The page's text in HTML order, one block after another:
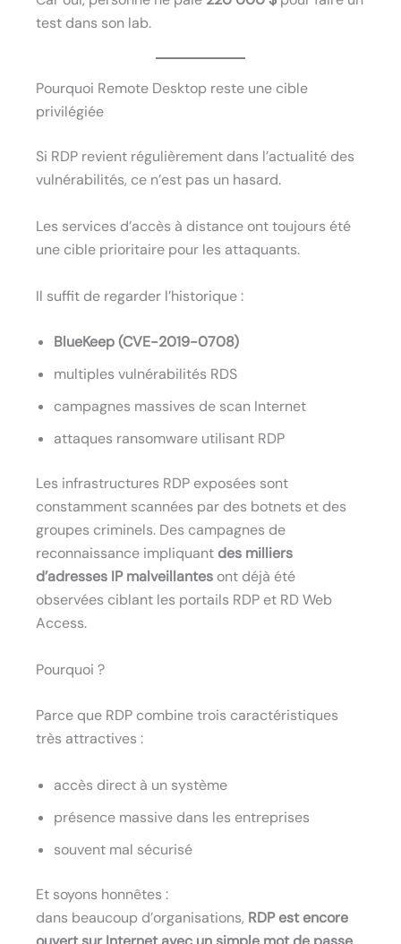
test dans son lab.
Pourquoi Remote Desktop reste une cible
privilégiée
Si RDP revient régulièrement dans l’actualité des
vulnérabilités, ce n’est pas un hasard.
Les services d’accès à distance ont toujours été
une cible prioritaire pour les attaquants.
Il suffit de regarder l’historique :
BlueKeep (CVE-2019-0708)
multiples vulnérabilités RDS
campagnes massives de scan Internet
attaques ransomware utilisant RDP
Les infrastructures RDP exposées sont
constamment scannées par des botnets et des
groupes criminels. Des campagnes de
reconnaissance impliquantdes milliers
d’adresses IP malveillantes ont déjà été
observées ciblant les portails RDP et RD Web
Access.
Pourquoi ?
Parce que RDP combine trois caractéristiques
très attractives :
accès direct à un système
présence massive dans les entreprises
souvent mal sécurisé
Et soyons honnêtes :
dans beaucoup d’organisations, RDP est encore